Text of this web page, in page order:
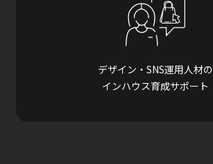
デザイン・SNS運用人材の
インハウス育成サポート